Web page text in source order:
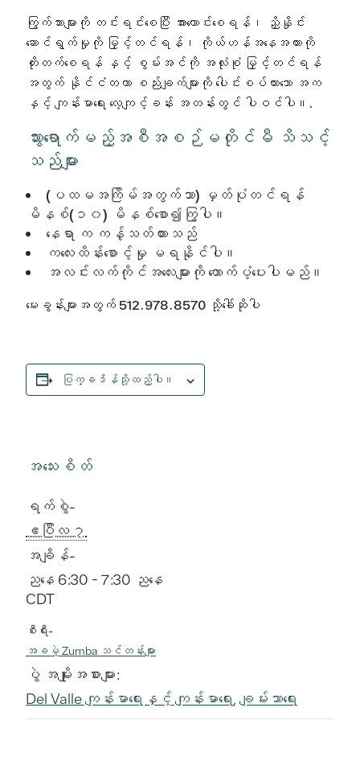
ကြွက်သားများကို တင်းရင်းစေပြီး အားကောင်းစေရန်၊ ညှိနှိုင်း
ဆောင်ရွက်မှုကို မြှင့်တင်ရန်၊ ကိုယ်ဟန်အနေအထားကို
တိုးတက်စေရန် နှင့် စွမ်းအင်ကို အလုံးစုံ မြှင့်တင်ရန်
အတွက် နိုင်ငံတကာ စည်းချက်များကို ပေါင်းစပ်ထားသော အက
နှင့် ကျန်းမာရေး လေ့ကျင့်ခန်း အတန်းတွင် ပါဝင်ပါ။.
သွားရောက်မည့်အစီအစဉ်မတိုင်မီ သိသင့်
သည်များ
(ပထမအကြိမ်အတွက်သာ) မှတ်ပုံတင်ရန်
မိနစ်(၁၀) မိနစ်စော၍ကြွပါ။
နေရာ က ကန့်သတ်ထားသည်
ကလေးထိန်းစောင့်မှု မရနိုင်ပါ။
အလင်းလက်ကိုင်အလေးများကို ထောက်ပံ့ပေးပါမည်။
မေးခွန်းများအတွက် 512.978.8570 သို့ခေါ်ဆိုပါ
ပြက္ခဒိန်သို့ထည့်ပါ။
အသေးစိတ်
ရက်စွဲ-
ဧပြီလ ၇
အချိန်-
ညနေ 6:30 - 7:30 ညနေ
CDT
စီးရီး-
အခမဲ့ Zumba သင်တန်းများ
ပွဲ အမျိုးအစားများ:
Del Valle ကျန်းမာရေးနှင့် ကျန်းမာရေး, ချမ်းသာရေး